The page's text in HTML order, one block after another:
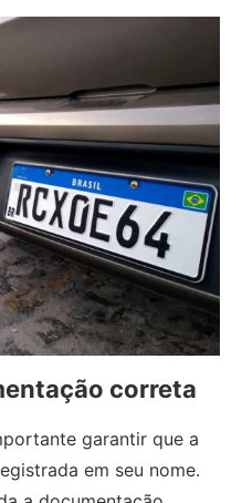
correta
garantir que a
em seu nome.